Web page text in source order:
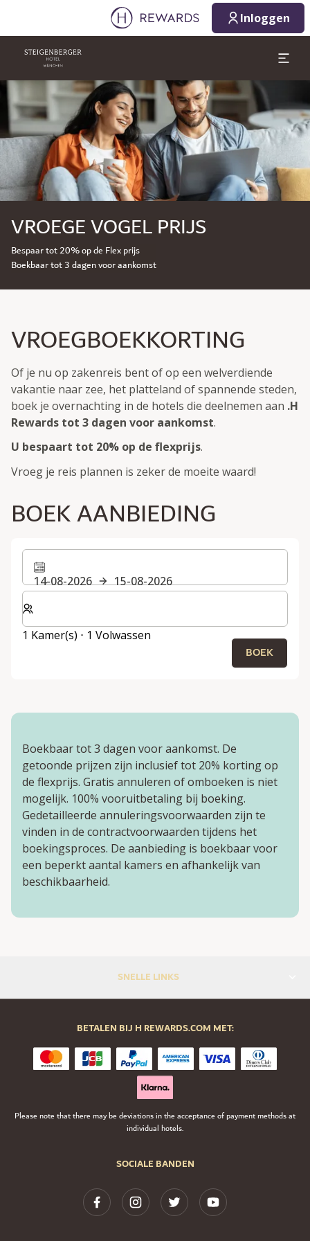
Inloggen
Dia 1 van 1
VROEGE VOGEL PRIJS
Bespaar tot 20% op de Flex prijs
Boekbaar tot 3 dagen voor aankomst
VROEGBOEKKORTING
Of je nu op zakenreis bent of op een welverdiende
vakantie naar zee, het platteland of spannende steden,
boek je overnachting in de hotels die deelnemen aan .H
Rewards tot 3 dagen voor aankomst.
U bespaart tot 20% op de flexprijs.
Vroeg je reis plannen is zeker de moeite waard!
BOEK AANBIEDING
14-08-2026
15-08-2026
Selecteer het aantal kamers en gasten voor je verblijf
1 Kamer(s) ⋅ 1 Volwassen
BOEK
Boekbaar tot 3 dagen voor aankomst. De
getoonde prijzen zijn inclusief tot 20% korting op
de flexprijs. Gratis annuleren of omboeken is niet
mogelijk. 100% vooruitbetaling bij boeking.
Gedetailleerde annuleringsvoorwaarden zijn te
vinden in de contractvoorwaarden tijdens het
boekingsproces. De aanbieding is boekbaar voor
een beperkt aantal kamers en afhankelijk van
beschikbaarheid.
SNELLE LINKS
SOCIALE BANDEN
BETALEN BIJ H REWARDS.COM MET:
Please note that there may be deviations in the acceptance of payment methods at
individual hotels.